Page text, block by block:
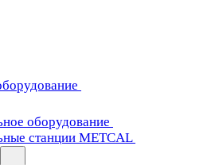
оборудование
станции METCAL